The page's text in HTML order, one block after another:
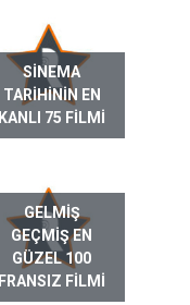
SINEMA
TARIHININ EN
KANLI 75 FILMI
GELMIŞ
GEÇMIŞ EN
GÜZEL 100
FRANSIZ FILMI